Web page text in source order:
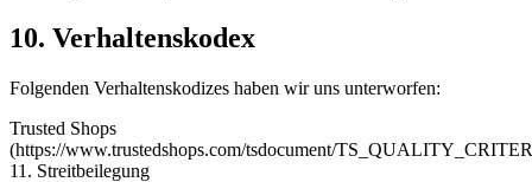
10. Verhaltenskodex​​​​​​​
Folgenden Verhaltenskodizes haben wir uns unterworfen:
Trusted Shops
(https://www.trustedshops.com/tsdocument/
11. Streitbeilegung​​​​​​​